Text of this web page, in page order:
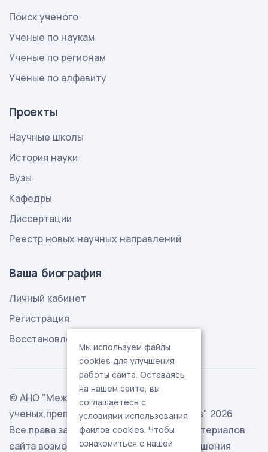
Поиск ученого
Ученые по наукам
Ученые по регионам
Ученые по алфавиту
Проекты
Научные школы
История науки
Вузы
Кафедры
Диссертации
Реестр новых научных направлений
Ваша биография
Личный кабинет
Регистрация
Восстановление пароля
© АНО "Международная ассоциация
ученых,преподавателей и специалистов" 2026
Все права защищены. Использование материалов
сайта возможно исключительно с разрешения
Мы используем файлы
cookies для улучшения
работы сайта. Оставаясь
на нашем сайте, вы
соглашаетесь с
условиями использования
файлов cookies. Чтобы
ознакомиться с нашей